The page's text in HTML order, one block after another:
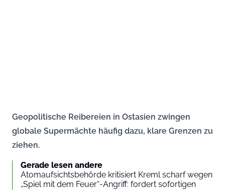
Geopolitische Reibereien in Ostasien zwingen
globale Supermächte häufig dazu, klare Grenzen zu
ziehen.
Gerade lesen andere
Atomaufsichtsbehörde kritisiert Kreml scharf wegen
„Spiel mit dem Feuer“-Angriff: fordert sofortigen